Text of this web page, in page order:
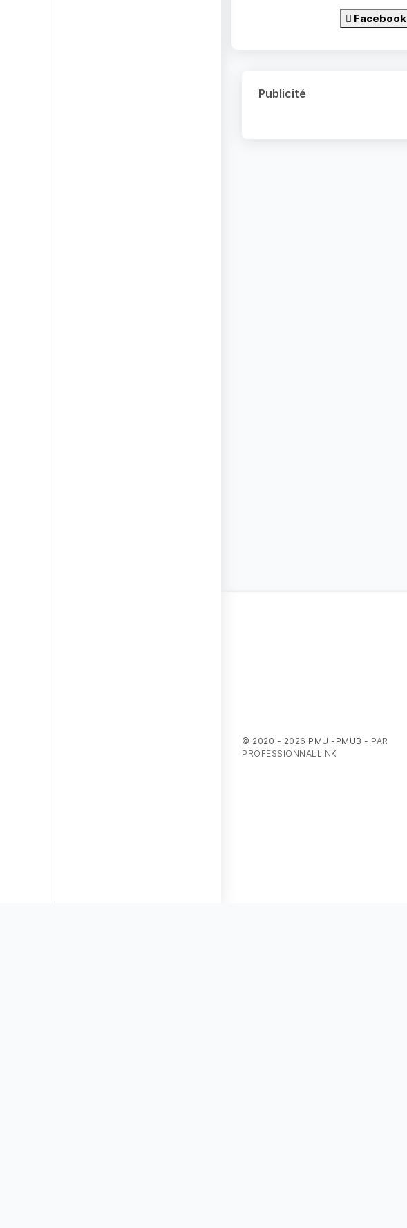
Facebook
Publicité
© 2020 - 2026 PMU -PMUB - PAR
PROFESSIONNALLINK